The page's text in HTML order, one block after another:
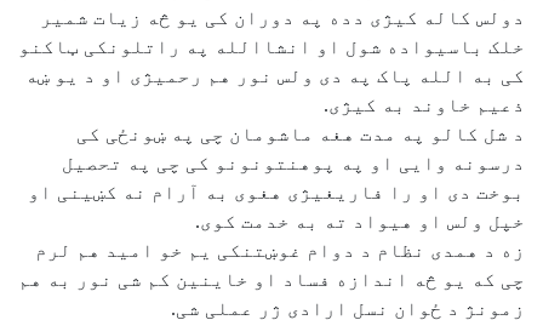
دولس کاله کیژی دده په دوران کی یو څه زیات شمیر
خلک باسیواده شول او انشاالله په راتلونکی ټاکنو
کی به الله پاک په دی ولس نور هم رحمیژی او د یو ښه
ذعیم خاوند به کیژی.
د شل کالو په مدت هغه ماشومان چی په ښونځی کی
درسونه وایی او په پوهنتونونو کی چی په تحصیل
بوخت دی او را فاریغیژی هغوی به آرام نه کښینی او
خپل ولس او هیواد ته به خدمت کوی.
زه د همدی نظام د دوام غوښتنکی یم خو امید هم لرم
چی که یو څه اندازه فساد او خاینین کم شی نور به هم
زمونژ د ځوان نسل ارادی ژر عملی شی.